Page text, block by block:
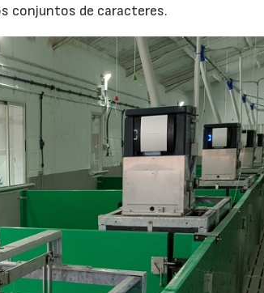
conjuntos de caracteres.